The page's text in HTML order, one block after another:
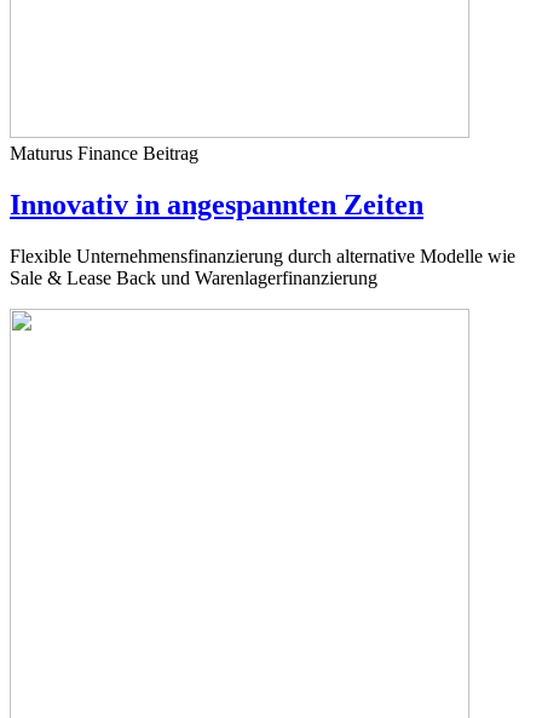
Maturus Finance Beitrag
Innovativ in angespannten Zeiten
Flexible Unternehmensfinanzierung durch alternative Modelle wie
Sale & Lease Back und Warenlagerfinanzierung